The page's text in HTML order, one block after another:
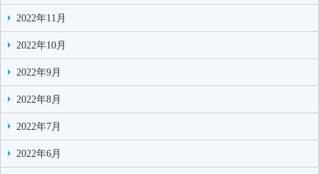
2022年11月
2022年10月
2022年9月
2022年8月
2022年7月
2022年6月